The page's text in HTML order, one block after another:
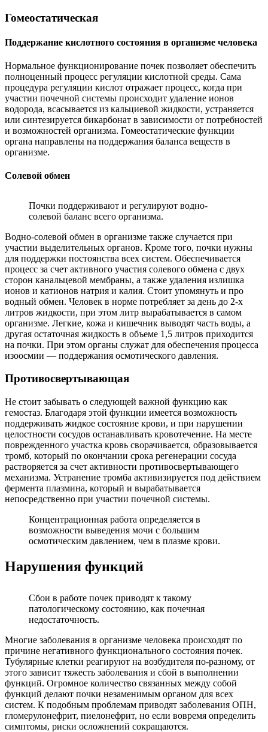
Гомеостатическая
Поддержание кислотного состояния в организме человека
Нормальное функционирование почек позволяет обеспечить
полноценный процесс регуляции кислотной среды. Сама
процедура регуляции кислот отражает процесс, когда при
участии почечной системы происходит удаление ионов
водорода, всасывается из кальциевой жидкости, устраняется
или синтезируется бикарбонат в зависимости от потребностей
и возможностей организма. Гомеостатические функции
органа направлены на поддержания баланса веществ в
организме.
Солевой обмен
Почки поддерживают и регулируют водно-
солевой баланс всего организма.
Водно-солевой обмен в организме также случается при
участии выделительных органов. Кроме того, почки нужны
для поддержки постоянства всех систем. Обеспечивается
процесс за счет активного участия солевого обмена с двух
сторон канальцевой мембраны, а также удаления излишка
ионов и катионов натрия и калия. Стоит упомянуть и про
водный обмен. Человек в норме потребляет за день до 2-х
литров жидкости, при этом литр вырабатывается в самом
организме. Легкие, кожа и кишечник выводят часть воды, а
другая остаточная жидкость в объеме 1,5 литров приходится
на почки. При этом органы служат для обеспечения процесса
изоосмии — поддержания осмотического давления.
Противосвертывающая
Не стоит забывать о следующей важной функцию как
гемостаз. Благодаря этой функции имеется возможность
поддерживать жидкое состояние крови, и при нарушении
целостности сосудов останавливать кровотечение. На месте
поврежденного участка кровь сворачивается, образовывается
тромб, который по окончании срока регенерации сосуда
растворяется за счет активности противосвертывающего
механизма. Устранение тромба активизируется под действием
фермента плазмина, который и вырабатывается
непосредственно при участии почечной системы.
Концентрационная работа определяется в
возможности выведения мочи с большим
осмотическим давлением, чем в плазме крови.
Нарушения функций
Сбои в работе почек приводят к такому
патологическому состоянию, как почечная
недостаточность.
Многие заболевания в организме человека происходят по
причине негативного функционального состояния почек.
Тубулярные клетки реагируют на возбудителя по-разному, от
этого зависит тяжесть заболевания и сбой в выполнении
функций. Огромное количество связанных между собой
функций делают почки незаменимым органом для всех
систем. К подобным проблемам приводят заболевания ОПН,
гломерулонефрит, пиелонефрит, но если вовремя определить
симптомы, риски осложнений сокращаются.